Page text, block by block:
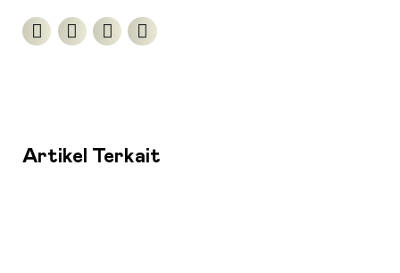
Artikel Terkait